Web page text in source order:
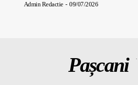
Admin Redactie - 09/07/2026
Pașcani